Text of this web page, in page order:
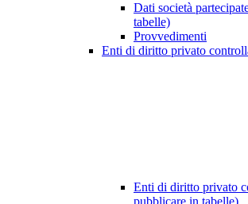
Dati società
tabelle)
Provvedimenti
Enti di diritto privato
Enti di diritto privato